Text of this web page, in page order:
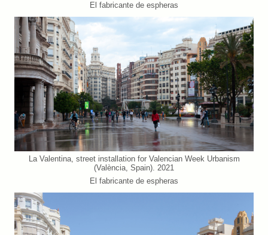
El fabricante de espheras
La Valentina, street installation for Valencian Week Urbanism
(València, Spain). 2021
El fabricante de espheras